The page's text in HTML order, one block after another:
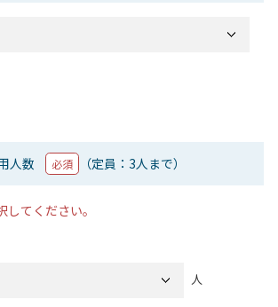
人数 必須 （定員：3人まで）
てください。
人